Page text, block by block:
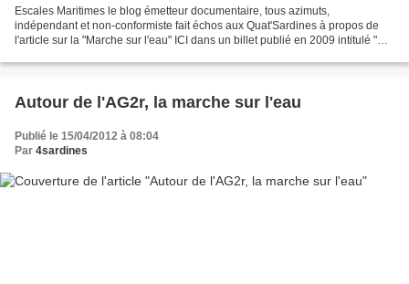
Escales Maritimes le blog émetteur documentaire, tous azimuts,
indépendant et non-conformiste fait échos aux Quat'Sardines à propos de
l'article sur la "Marche sur l'eau" ICI dans un billet publié en 2009 intitulé "Et
Autour de l'AG2r, la marche sur l'eau
Publié le 15/04/2012 à 08:04
Par 4sardines